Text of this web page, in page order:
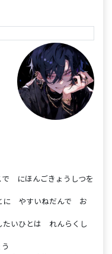
にほんごきょうしつを
に やすいねだんで お
いひとは れんらくし